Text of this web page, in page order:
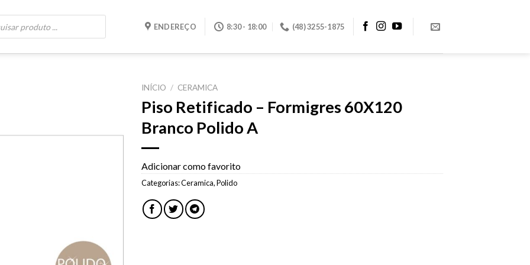
ENDEREÇO 8:30 - 18:00 (48) 3255-1875
favorito
INÍCIO / CERAMICA
Piso Retificado – Formigres 60X120
Branco Polido A
Adicionar como favorito
Categorias:Ceramica,Polido